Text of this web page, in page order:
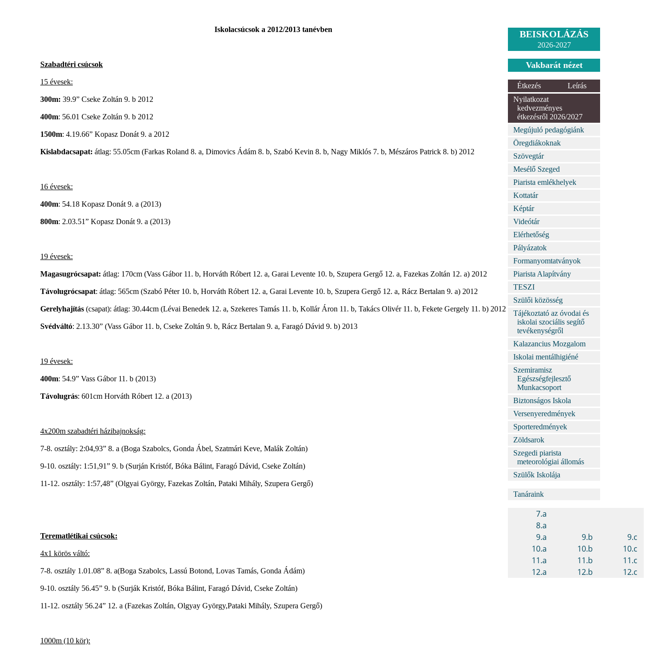
Iskolacsúcsok a 2012/2013 tanévben
Szabadtéri csúcsok
15 évesek:
300m: 39.9” Cseke Zoltán 9. b 2012
400m: 56.01 Cseke Zoltán 9. b 2012
1500m: 4.19.66” Kopasz Donát 9. a 2012
Kislabdacsapat: átlag: 55.05cm (Farkas Roland 8. a, Dimovics Ádám 8. b, Szabó Kevin 8. b, Nagy Miklós 7. b, Mészáros Patrick 8. b) 2012
16 évesek:
400m: 54.18 Kopasz Donát 9. a (2013)
800m: 2.03.51” Kopasz Donát 9. a (2013)
19 évesek:
Magasugrócsapat: átlag: 170cm (Vass Gábor 11. b, Horváth Róbert 12. a, Garai Levente 10. b, Szupera Gergő 12. a, Fazekas Zoltán 12. a) 2012
Távolugrócsapat: átlag: 565cm (Szabó Péter 10. b, Horváth Róbert 12. a, Garai Levente 10. b, Szupera Gergő 12. a, Rácz Bertalan 9. a) 2012
Gerelyhajítás (csapat): átlag: 30.44cm (Lévai Benedek 12. a, Szekeres Tamás 11. b, Kollár Áron 11. b, Takács Olivér 11. b, Fekete Gergely 11. b) 2012
Svédváltó: 2.13.30” (Vass Gábor 11. b, Cseke Zoltán 9. b, Rácz Bertalan 9. a, Faragó Dávid 9. b) 2013
19 évesek:
400m: 54.9” Vass Gábor 11. b (2013)
Távolugrás: 601cm Horváth Róbert 12. a (2013)
4x200m szabadtéri házibajnokság:
7-8. osztály: 2:04,93” 8. a (Boga Szabolcs, Gonda Ábel, Szatmári Keve, Malák Zoltán)
9-10. osztály: 1:51,91” 9. b (Surján Kristóf, Bóka Bálint, Faragó Dávid, Cseke Zoltán)
11-12. osztály: 1:57,48” (Olgyai György, Fazekas Zoltán, Pataki Mihály, Szupera Gergő)
Terematlétikai csúcsok:
4x1 körös váltó:
7-8. osztály 1.01.08” 8. a(Boga Szabolcs, Lassú Botond, Lovas Tamás, Gonda Ádám)
9-10. osztály 56.45” 9. b (Surják Kristóf, Bóka Bálint, Faragó Dávid, Cseke Zoltán)
11-12. osztály 56.24” 12. a (Fazekas Zoltán, Olgyay György,Pataki Mihály, Szupera Gergő)
1000m (10 kör):
BEISKOLÁZÁS
2026-2027
Vakbarát nézet
Étkezés
Leírás
Nyilatkozat
kedvezményes
étkezésről 2026/2027
Megújuló pedagógiánk
Öregdiákoknak
Szövegtár
Mesélő Szeged
Piarista emlékhelyek
Kottatár
Képtár
Videótár
Elérhetőség
Pályázatok
Formanyomtatványok
Piarista Alapítvány
TESZI
Szülői közösség
Tájékoztató az óvodai és
iskolai szociális segítő
tevékenységről
Kalazancius Mozgalom
Iskolai mentálhigiéné
Szemiramisz
Egészségfejlesztő
Munkacsoport
Biztonságos Iskola
Versenyeredmények
Sporteredmények
Zöldsarok
Szegedi piarista
meteorológiai állomás
Szülők Iskolája
Tanáraink